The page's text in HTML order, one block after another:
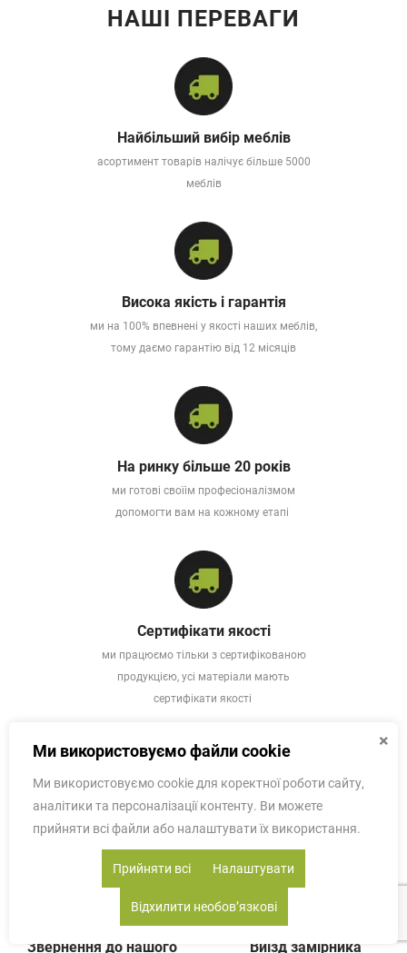
НАШІ ПЕРЕВАГИ
Найбільший вибір меблів
асортимент товарів налічує більше 5000
меблів
Висока якість і гарантія
ми на 100% впевнені у якості наших меблів,
тому даємо гарантію від 12 місяців
На ринку більше 20 років
ми готові своїім професіоналізмом
допомогти вам на кожному етапі
Сертифікати якості
ми працюємо тільки з сертифікованою
продукцією, усі матеріали мають
сертифікати якості
ЯК МИ ПРАЦЮЄМО?
Звернення до нашого Виїзд замірника
×
Ми використовуємо файли cookie
Ми використовуємо cookie для коректної роботи сайту,
аналітики та персоналізації контенту. Ви можете
прийняти всі файли або налаштувати їх використання.
Прийняти всі Налаштувати
Відхилити необовʼязкові